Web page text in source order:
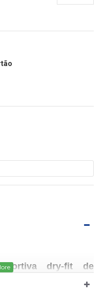
dry-fit de